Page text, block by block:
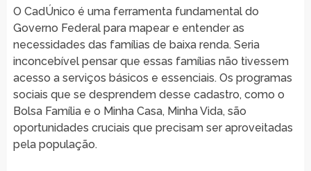
O CadÚnico é uma ferramenta fundamental do
Governo Federal para mapear e entender as
necessidades das famílias de baixa renda. Seria
inconcebível pensar que essas famílias não tivessem
acesso a serviços básicos e essenciais. Os programas
sociais que se desprendem desse cadastro, como o
Bolsa Família e o Minha Casa, Minha Vida, são
oportunidades cruciais que precisam ser aproveitadas
pela população.